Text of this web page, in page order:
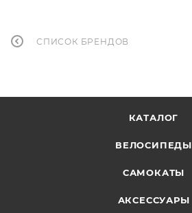
СПИСОК БРЕНДОВ
КАТАЛОГ
ВЕЛОСИПЕДЫ
САМОКАТЫ
АКСЕССУАРЫ